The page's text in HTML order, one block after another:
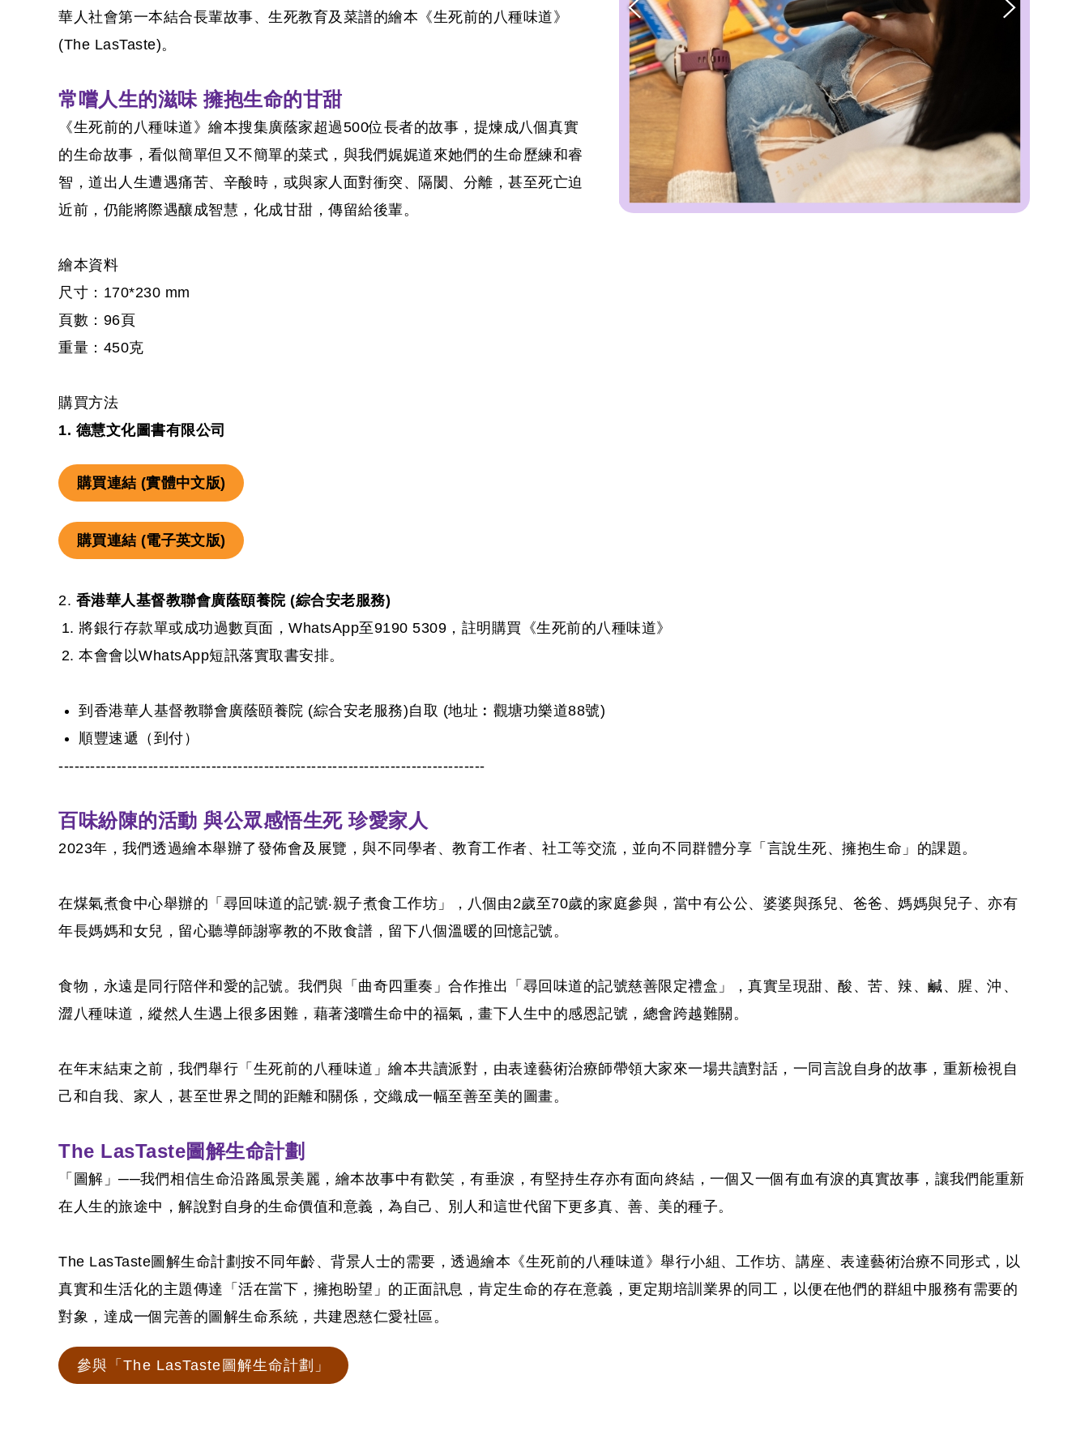
華人社會第一本結合長輩故事、生死教育及菜譜的繪本《生死前的八種味道》
(The LasTaste)。
常嚐人生的滋味 擁抱生命的甘甜
《生死前的八種味道》繪本搜集廣蔭家超過500位長者的故事，提煉成八個真實
的生命故事，看似簡單但又不簡單的菜式，與我們娓娓道來她們的生命歷練和睿
智，道出人生遭遇痛苦、辛酸時，或與家人面對衝突、隔閡、分離，甚至死亡迫
近前，仍能將際遇釀成智慧，化成甘甜，傳留給後輩。
繪本資料
尺寸：170*230 mm
頁數：96頁
重量：450克
購買方法
1. 德慧文化圖書有限公司
購買連結 (實體中文版)
購買連結 (電子英文版)
2. 香港華人基督教聯會廣蔭頤養院 (綜合安老服務)
將銀行存款單或成功過數頁面，WhatsApp至9190 5309，註明購買《生死前的八種味道》
本會會以WhatsApp短訊落實取書安排。
到香港華人基督教聯會廣蔭頤養院 (綜合安老服務)自取 (地址︰觀塘功樂道88號)
順豐速遞（到付）
---------------------------------------------------------------------------------
百味紛陳的活動 與公眾感悟生死 珍愛家人
2023年，我們透過繪本舉辦了發佈會及展覽，與不同學者、教育工作者、社工等交流，並向不同群體分享「言說生死、擁抱生命」的課題。
在煤氣煮食中心舉辦的「尋回味道的記號‧親子煮食工作坊」， 八個由2歲至70歲的家庭參與，當中有公公、婆婆與孫兒、爸爸、媽媽與兒子、亦有
年長媽媽和女兒，留心聽導師謝寧教的不敗食譜，留下八個溫暖的回憶記號。
食物，永遠是同行陪伴和愛的記號。我們與「曲奇四重奏」合作推出「尋回味道的記號慈善限定禮盒」，真實呈現甜、酸、苦、辣、鹹、腥、沖、
澀八種味道，縱然人生遇上很多困難，藉著淺嚐生命中的福氣，畫下人生中的感恩記號，總會跨越難關。
在年末結束之前，我們舉行「生死前的八種味道」繪本共讀派對，由表達藝術治療師帶領大家來一場共讀對話，一同言說自身的故事，重新檢視自
己和自我、家人，甚至世界之間的距離和關係，交織成一幅至善至美的圖畫。
The LasTaste圖解生命計劃
「圖解」──我們相信生命沿路風景美麗，繪本故事中有歡笑，有垂淚，有堅持生存亦有面向終結，一個又一個有血有淚的真實故事，讓我們能重新
在人生的旅途中，解說對自身的生命價值和意義，為自己、別人和這世代留下更多真、善、美的種子。
The LasTaste圖解生命計劃按不同年齡、背景人士的需要，透過繪本《生死前的八種味道》舉行小組、工作坊、講座、表達藝術治療不同形式，以
真實和生活化的主題傳達「活在當下，擁抱盼望」的正面訊息，肯定生命的存在意義，更定期培訓業界的同工，以便在他們的群組中服務有需要的
對象，達成一個完善的圖解生命系統，共建恩慈仁愛社區。
參與「The LasTaste圖解生命計劃」